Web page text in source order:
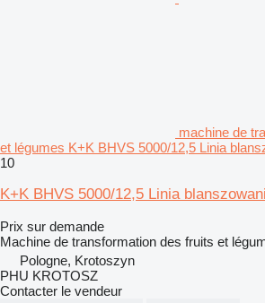
machine de
et légumes K+K BHVS 5000/12,5 Linia
10
K+K BHVS 5000/12,5 Linia
Prix sur demande
Machine de transformation des fruits et
Pologne, Krotoszyn
PHU KROTOSZ
Contacter le vendeur